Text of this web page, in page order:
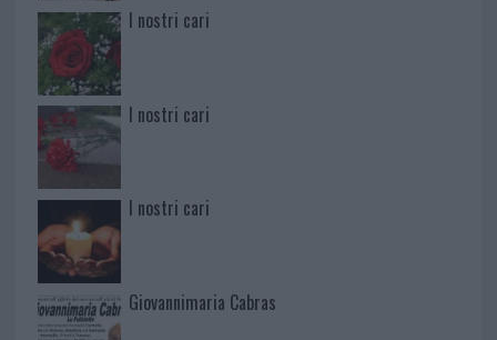
I nostri cari
I nostri cari
I nostri cari
Giovannimaria Cabras